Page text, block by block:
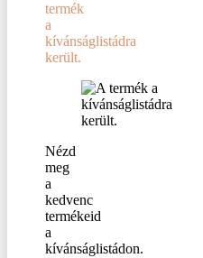
termék
a
kívánságlistádra
került.
Nézd
meg
a
kedvenc
termékeid
a
kívánságlistádon.